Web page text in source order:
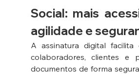
Social: mais
agilidade e
A assinatura digital facilita
colaboradores, clientes e
documentos de forma